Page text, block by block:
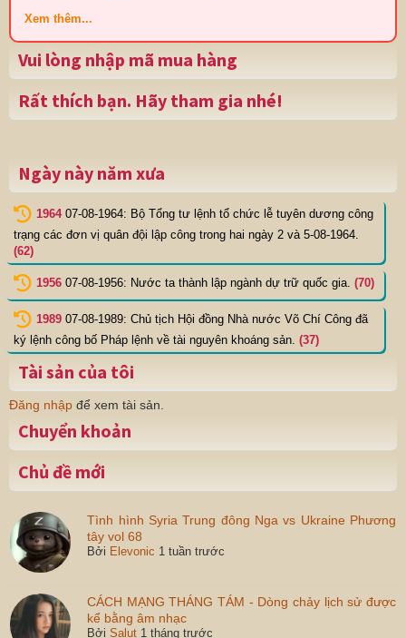
Xem thêm...
Vui lòng nhập mã mua hàng
Rất thích bạn. Hãy tham gia nhé!
Ngày này năm xưa
1964 07-08-1964: Bộ Tổng tư lệnh tổ chức lễ tuyên dương công
trạng các đơn vị quân đội lập công trong hai ngày 2 và 5-08-1964.
(62)
1956 07-08-1956: Nước ta thành lập ngành dự trữ quốc gia. (70)
1989 07-08-1989: Chủ tịch Hội đồng Nhà nước Võ Chí Công đã
ký lệnh công bố Pháp lệnh về tài nguyên khoáng sản. (37)
Tài sản của tôi
Đăng nhập để xem tài sản.
Chuyển khoản
Chủ đề mới
Tình hình Syria Trung đông Nga vs Ukraine Phương
tây vol 68
Bởi Elevonic 1 tuần trước
CÁCH MẠNG THÁNG TÁM - Dòng chảy lịch sử được
kể bằng âm nhạc
BởiSalut 1 tháng trước